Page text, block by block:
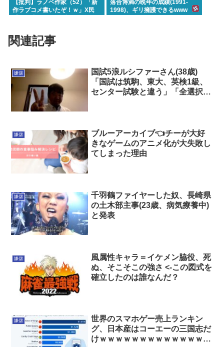
【批判】ラノベ作家（52）「新
作ラブコメ書いたぞ！ｗ」X民
れｗと話題に
落合博満の晩年の成績(1991-
1998)、ギリ擁護できるwww
関連記事
嫌儲
国試5浪ルシファーさん(38歳)
「国試は筑駒、東大、英検1級、
センター試験と違う」「全選択肢
嫌儲
ブルーアーカイブ👈チーが大好
きなゲームのアニメ化が大失敗し
てしまった理由
嫌儲
千羽鶴ファイヤーした奴、長崎県
の土木部主事(23歳、病気療養中)
と発表
嫌儲
風属性キャラ＝イケメン脇役、死
ぬ、そこそこの強さ <-この図式を
確立したのは誰なんだ？
嫌儲
世界のスマホゲー売上ランキン
グ、日本産はコーエーの三国志だ
けｗｗｗｗｗｗｗｗｗｗｗｗｗｗ